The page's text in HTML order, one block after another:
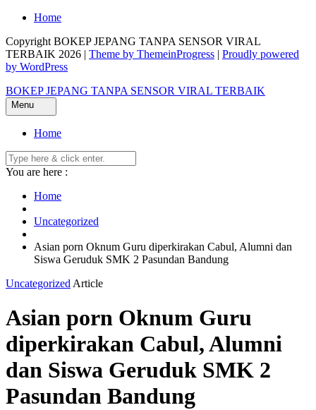
Skip
content
Home
Copyright BOKEP JEPANG TANPA SENSOR VIRAL
TERBAIK 2026 | Theme by ThemeinProgress | Proudly powered
by WordPress
BOKEP JEPANG TANPA SENSOR VIRAL TERBAIK
Menu
Home
You are here :
Home
Uncategorized
Asian porn Oknum Guru diperkirakan Cabul, Alumni dan
Siswa Geruduk SMK 2 Pasundan Bandung
Uncategorized Article
Asian porn Oknum Guru
diperkirakan Cabul, Alumni
dan Siswa Geruduk SMK 2
Pasundan Bandung